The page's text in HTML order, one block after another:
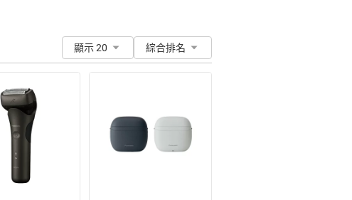
顯示 20 綜合排名